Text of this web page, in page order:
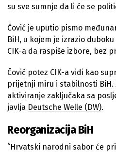
su sve sumnje da li će se
Čović je uputio pismo
BiH, u kojem je izrazio
CIK-a da raspiše izbore, bez
Čović potez CIK-a vidi kao
prijetnji miru i stabilnosti BiH.
aktiviranje zaključaka sa
javlja Deutsche Welle (DW).
Reorganizacija BiH
“Hrvatski narodni sabor će